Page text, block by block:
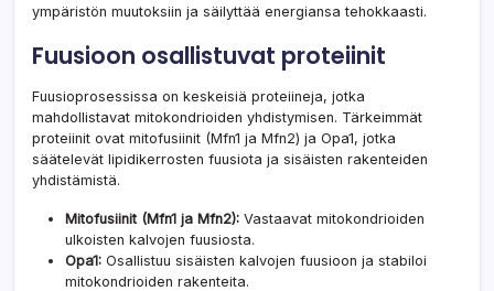
ympäristön muutoksiin ja säilyttää energiansa tehokkaasti.
Fuusioon osallistuvat proteiinit
Fuusioprosessissa on keskeisiä proteiineja, jotka
mahdollistavat mitokondrioiden yhdistymisen. Tärkeimmät
proteiinit ovat mitofusiinit (Mfn1 ja Mfn2) ja Opa1, jotka
säätelevät lipidikerrosten fuusiota ja sisäisten rakenteiden
yhdistämistä.
Mitofusiinit (Mfn1 ja Mfn2): Vastaavat mitokondrioiden
ulkoisten kalvojen fuusiosta.
Opa1: Osallistuu sisäisten kalvojen fuusioon ja stabiloi
mitokondrioiden rakenteita.